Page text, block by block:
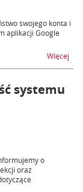
swojego konta i
aplikacji Google
Więcej
systemu
o
oraz